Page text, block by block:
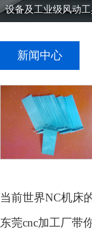
设备及工业级风动
新闻中心
当前世界NC机床